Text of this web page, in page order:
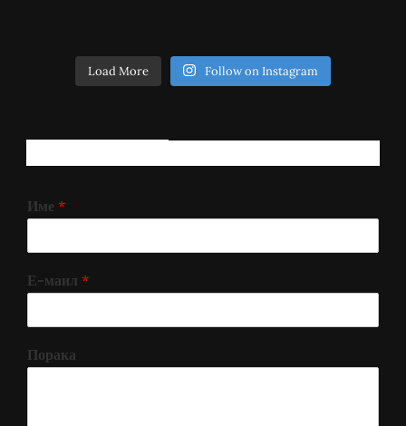
Load More Follow on Instagram
Име *
Е-маил *
Порака